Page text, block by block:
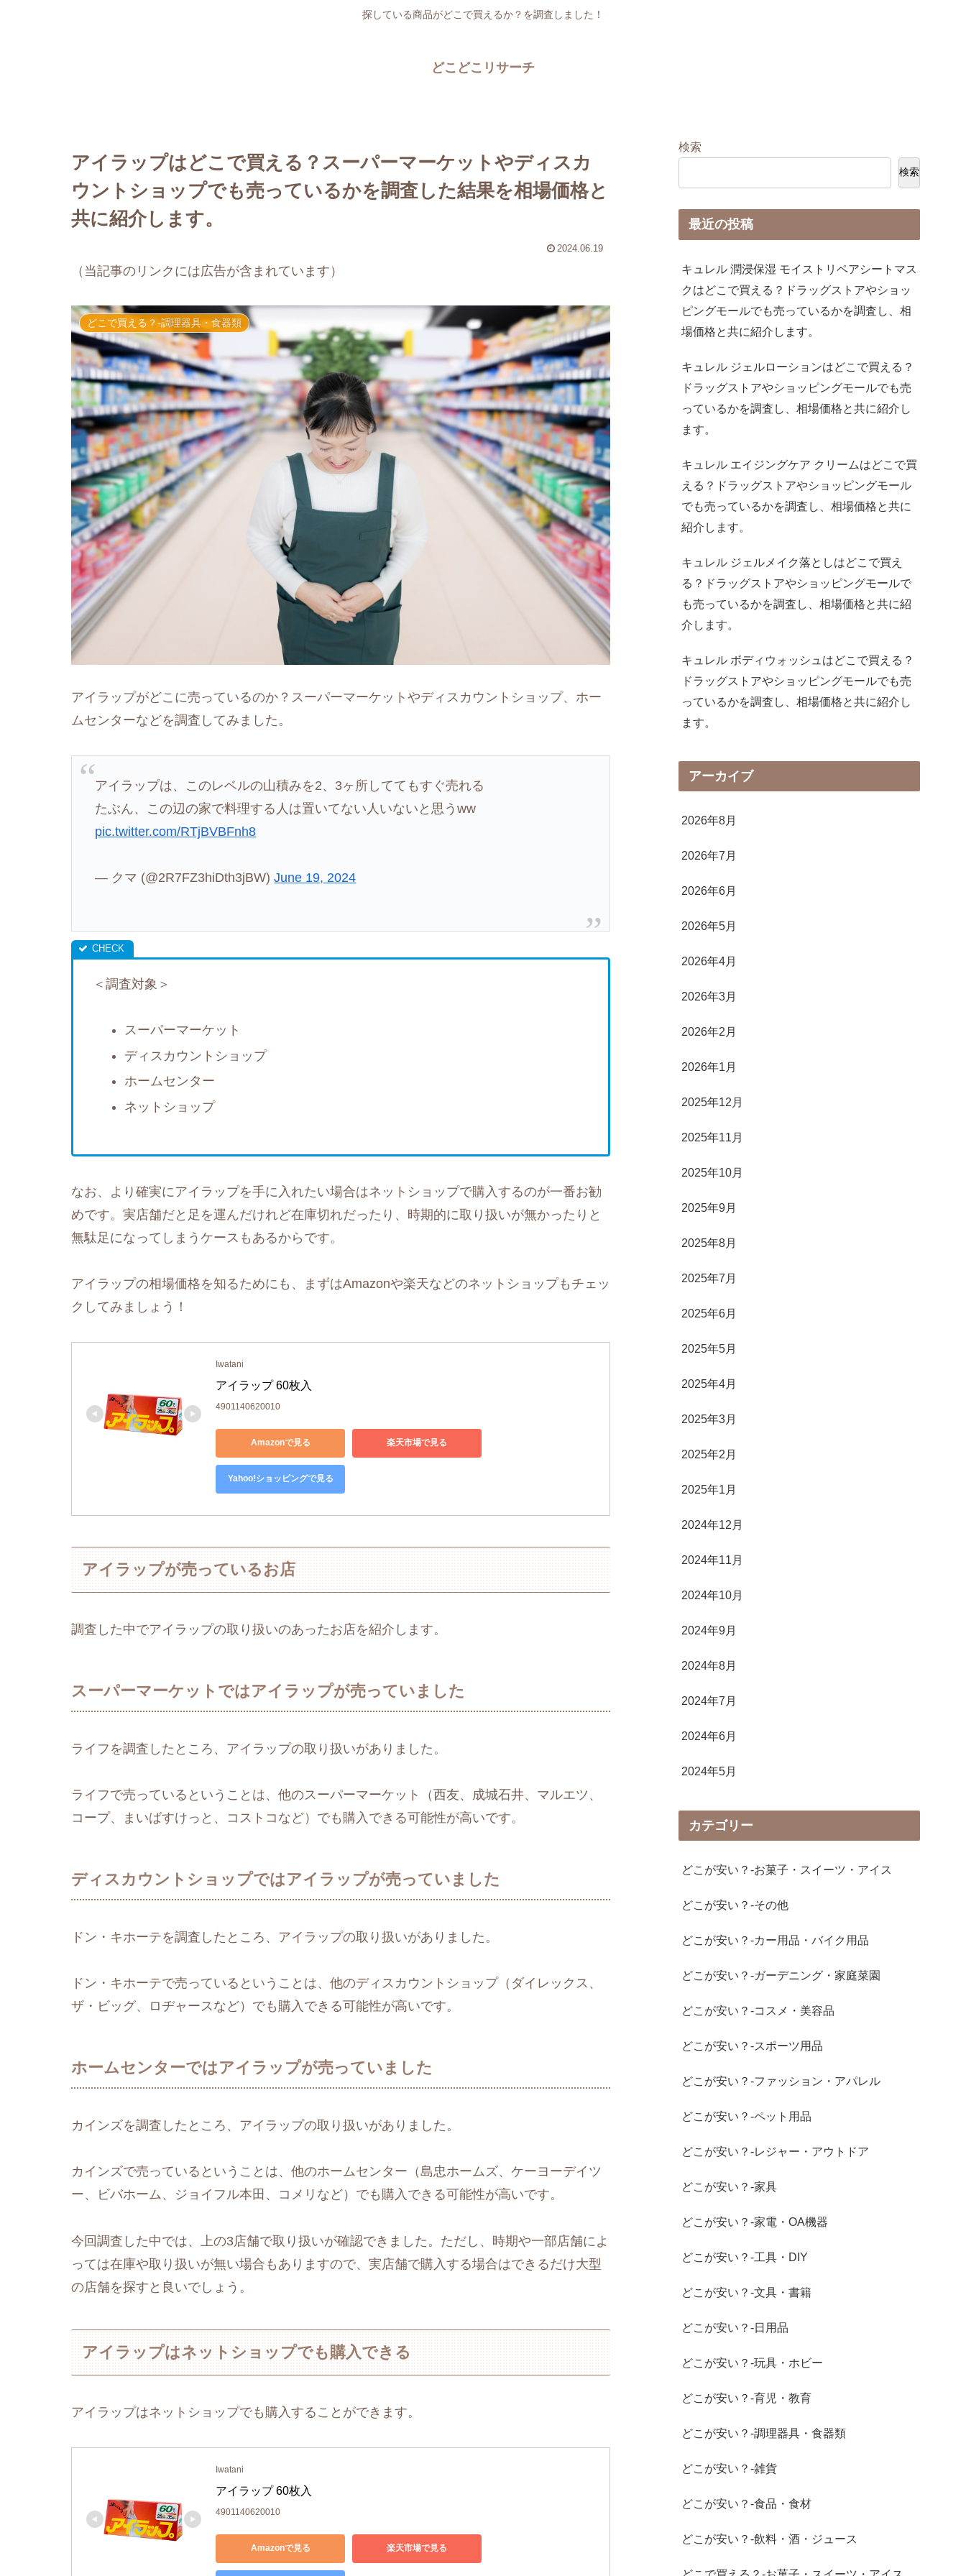
探している商品がどこで買えるか？を調査しました！
どこどこリサーチ
アイラップはどこで買える？スーパーマーケットやディスカ
ウントショップでも売っているかを調査した結果を相場価格と
共に紹介します。
2024.06.19
（当記事のリンクには広告が含まれています）
どこで買える？-調理器具・食器類
アイラップがどこに売っているのか？スーパーマーケットやディスカウントショップ、ホー
ムセンターなどを調査してみました。
アイラップは、このレベルの山積みを2、3ヶ所しててもすぐ売れる
たぶん、この辺の家で料理する人は置いてない人いないと思うww
pic.twitter.com/RTjBVBFnh8
— クマ (@2R7FZ3hiDth3jBW)June 19, 2024
＜調査対象＞
スーパーマーケット
ディスカウントショップ
ホームセンター
ネットショップ
なお、より確実にアイラップを手に入れたい場合はネットショップで購入するのが一番お勧
めです。実店舗だと足を運んだけれど在庫切れだったり、時期的に取り扱いが無かったりと
無駄足になってしまうケースもあるからです。
アイラップの相場価格を知るためにも、まずはAmazonや楽天などのネットショップもチェッ
クしてみましょう！
Iwatani
アイラップ 60枚入
4901140620010
Amazonで見る 楽天市場で見る
Yahoo!ショッピングで見る
アイラップが売っているお店
調査した中でアイラップの取り扱いのあったお店を紹介します。
スーパーマーケットではアイラップが売っていました
ライフを調査したところ、アイラップの取り扱いがありました。
ライフで売っているということは、他のスーパーマーケット（西友、成城石井、マルエツ、
コープ、まいばすけっと、コストコなど）でも購入できる可能性が高いです。
ディスカウントショップではアイラップが売っていました
ドン・キホーテを調査したところ、アイラップの取り扱いがありました。
ドン・キホーテで売っているということは、他のディスカウントショップ（ダイレックス、
ザ・ビッグ、ロヂャースなど）でも購入できる可能性が高いです。
ホームセンターではアイラップが売っていました
カインズを調査したところ、アイラップの取り扱いがありました。
カインズで売っているということは、他のホームセンター（島忠ホームズ、ケーヨーデイツ
ー、ビバホーム、ジョイフル本田、コメリなど）でも購入できる可能性が高いです。
今回調査した中では、上の3店舗で取り扱いが確認できました。ただし、時期や一部店舗によ
っては在庫や取り扱いが無い場合もありますので、実店舗で購入する場合はできるだけ大型
の店舗を探すと良いでしょう。
アイラップはネットショップでも購入できる
アイラップはネットショップでも購入することができます。
Iwatani
アイラップ 60枚入
4901140620010
Amazonで見る 楽天市場で見る
検索
検索
最近の投稿
キュレル 潤浸保湿 モイストリペアシートマス
クはどこで買える？ドラッグストアやショッ
ピングモールでも売っているかを調査し、相
場価格と共に紹介します。
キュレル ジェルローションはどこで買える？
ドラッグストアやショッピングモールでも売
っているかを調査し、相場価格と共に紹介し
ます。
キュレル エイジングケア クリームはどこで買
える？ドラッグストアやショッピングモール
でも売っているかを調査し、相場価格と共に
紹介します。
キュレル ジェルメイク落としはどこで買え
る？ドラッグストアやショッピングモールで
も売っているかを調査し、相場価格と共に紹
介します。
キュレル ボディウォッシュはどこで買える？
ドラッグストアやショッピングモールでも売
っているかを調査し、相場価格と共に紹介し
ます。
アーカイブ
2026年8月
2026年7月
2026年6月
2026年5月
2026年4月
2026年3月
2026年2月
2026年1月
2025年12月
2025年11月
2025年10月
2025年9月
2025年8月
2025年7月
2025年6月
2025年5月
2025年4月
2025年3月
2025年2月
2025年1月
2024年12月
2024年11月
2024年10月
2024年9月
2024年8月
2024年7月
2024年6月
2024年5月
カテゴリー
どこが安い？-お菓子・スイーツ・アイス
どこが安い？-その他
どこが安い？-カー用品・バイク用品
どこが安い？-ガーデニング・家庭菜園
どこが安い？-コスメ・美容品
どこが安い？-スポーツ用品
どこが安い？-ファッション・アパレル
どこが安い？-ペット用品
どこが安い？-レジャー・アウトドア
どこが安い？-家具
どこが安い？-家電・OA機器
どこが安い？-工具・DIY
どこが安い？-文具・書籍
どこが安い？-日用品
どこが安い？-玩具・ホビー
どこが安い？-育児・教育
どこが安い？-調理器具・食器類
どこが安い？-雑貨
どこが安い？-食品・食材
どこが安い？-飲料・酒・ジュース